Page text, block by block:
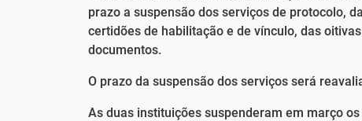
prazo a suspensão dos serviços de protocolo,
certidões de habilitação e de vínculo, das
documentos.
O prazo da suspensão dos serviços será
As duas instituições suspenderam em março